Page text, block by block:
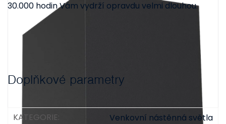
30.000 hodin Vám vydrží opravdu velmi dlouhou.
Doplňkové parametry
KATEGORIE:
Venkovní nástěnná světla